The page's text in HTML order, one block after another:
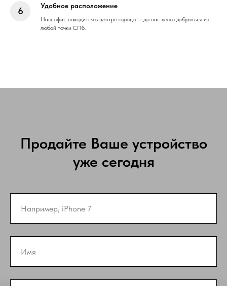
Удобное расположение
Наш офис находится в центре города — до нас легко добраться из
любой точки СПб.
Продайте Ваше устройство
уже сегодня